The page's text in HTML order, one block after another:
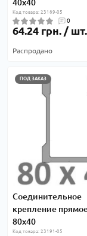
40х40
Код товара: 23189-05
0
64.24 грн. / шт.
Распродано
ПОД ЗАКАЗ
Соединительное
крепление
80х40
Код товара: 23191-05